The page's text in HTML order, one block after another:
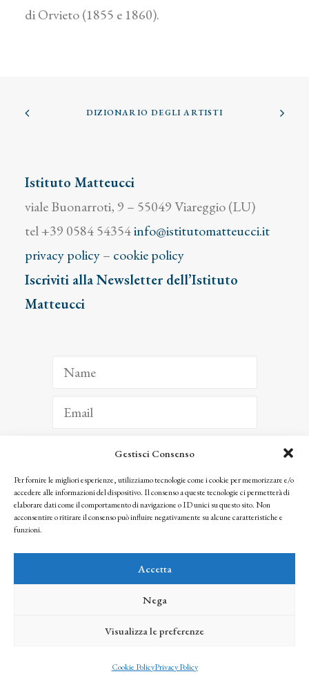
Gestisci Consenso
Per fornire le migliori esperienze, utilizziamo tecnologie come i cookie per memorizzare e/o
accedere alle informazioni del dispositivo. Il consenso a queste tecnologie ci permetterà di
elaborare dati come il comportamento di navigazione o ID unici su questo sito. Non
acconsentire o ritirare il consenso può influire negativamente su alcune caratteristiche e
funzioni.
Accetta
Nega
Visualizza le preferenze
Cookie PolicyPrivacy Policy
di Orvieto (1855 e 1860).
DIZIONARIO DEGLI ARTISTI
Istituto Matteucci
viale Buonarroti, 9 – 55049 Viareggio (LU)
tel +39 0584 54354info@istitutomatteucci.it
privacy policy– cookie policy
Iscriviti alla Newsletter dell’Istituto
Matteucci
ISCRIVITI
Facendo clic per iscriverti, riconosci che le tue informazioni saranno trattate
seguendo la nostra Privacy Policy
© 2025 Istituto Matteucci. All right reserved
l’autorizzazione scritta dei proprietari dei diritti e dell’Istituto Matteucci
credits